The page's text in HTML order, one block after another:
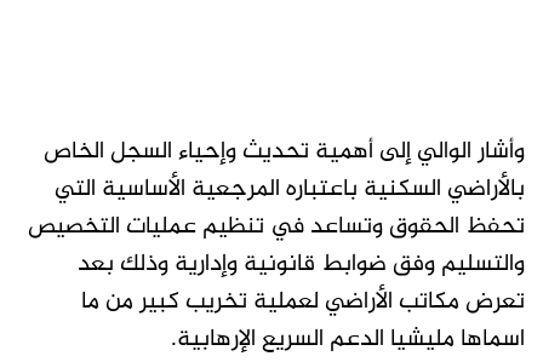
وأشار الوالي إلى أهمية تحديث وإحياء السجل الخاص
بالأراضي السكنية باعتباره المرجعية الأساسية التي
تحفظ الحقوق وتساعد في تنظيم عمليات التخصيص
والتسليم وفق ضوابط قانونية وإدارية وذلك بعد
تعرض مكاتب الأراضي لعملية تخريب كبير من ما
اسماها مليشيا الدعم السريع الإرهابية.